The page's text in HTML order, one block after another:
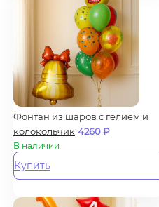
Фонтан из шаров с гелием и
колокольчик 4260₽
В наличии
Купить